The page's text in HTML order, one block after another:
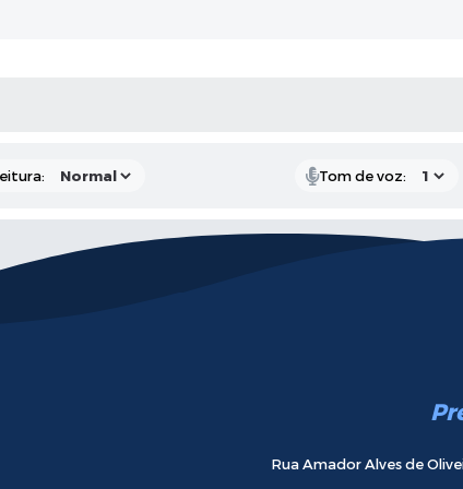
Tom de voz:
Rua Amador Alves de